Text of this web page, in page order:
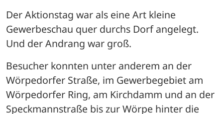
Der Aktionstag war als eine Art kleine
Gewerbeschau quer durchs Dorf angelegt.
Und der Andrang war groß.
Besucher konnten unter anderem an der
Wörpedorfer Straße, im Gewerbegebiet am
Wörpedorfer Ring, am Kirchdamm und an der
Speckmannstraße bis zur Wörpe hinter die